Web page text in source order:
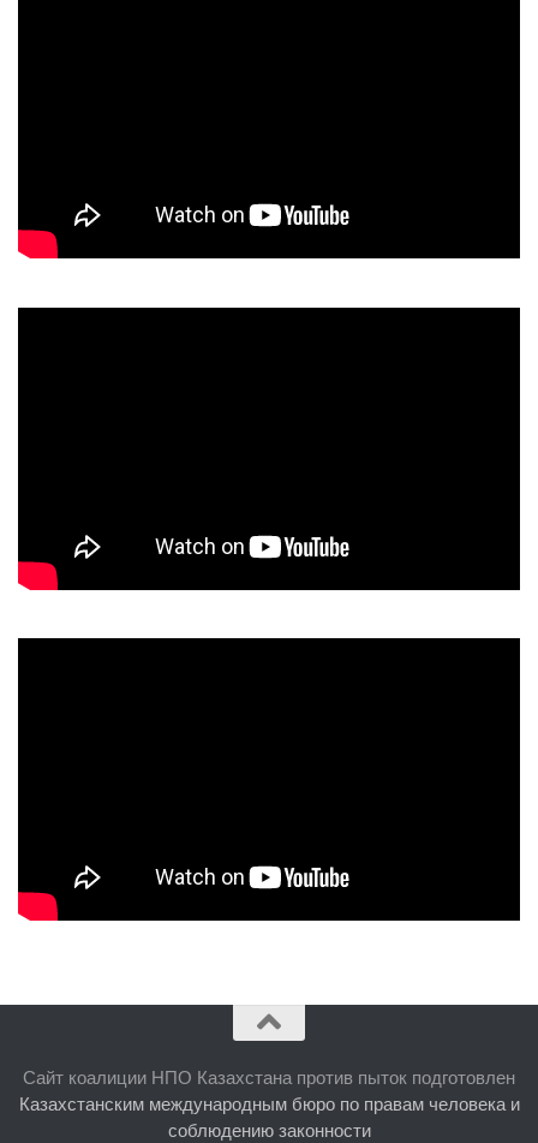
Сайт коалиции НПО Казахстана против пыток подготовлен
Казахстанским международным бюро по правам человека и
соблюдению законности